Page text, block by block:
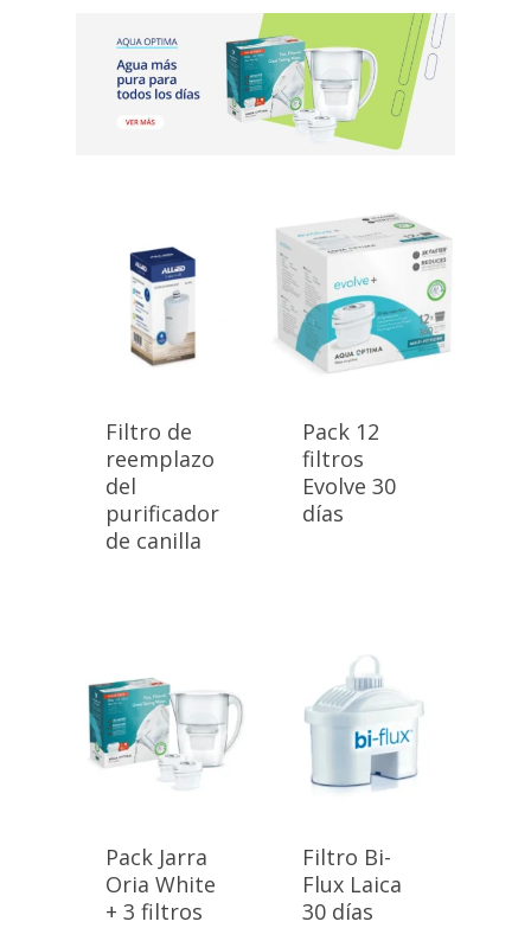
Filtro de
reemplazo
del
purificador
de canilla
Pack 12
filtros
Evolve 30
días
Pack Jarra
Oria White
+ 3 filtros
Filtro Bi-
Flux Laica
30 días